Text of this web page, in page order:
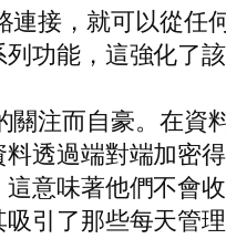
接，就可以從
功能，這強化了
注而自豪。在
透過端對端加密
意味著他們不會
引了那些每天管理